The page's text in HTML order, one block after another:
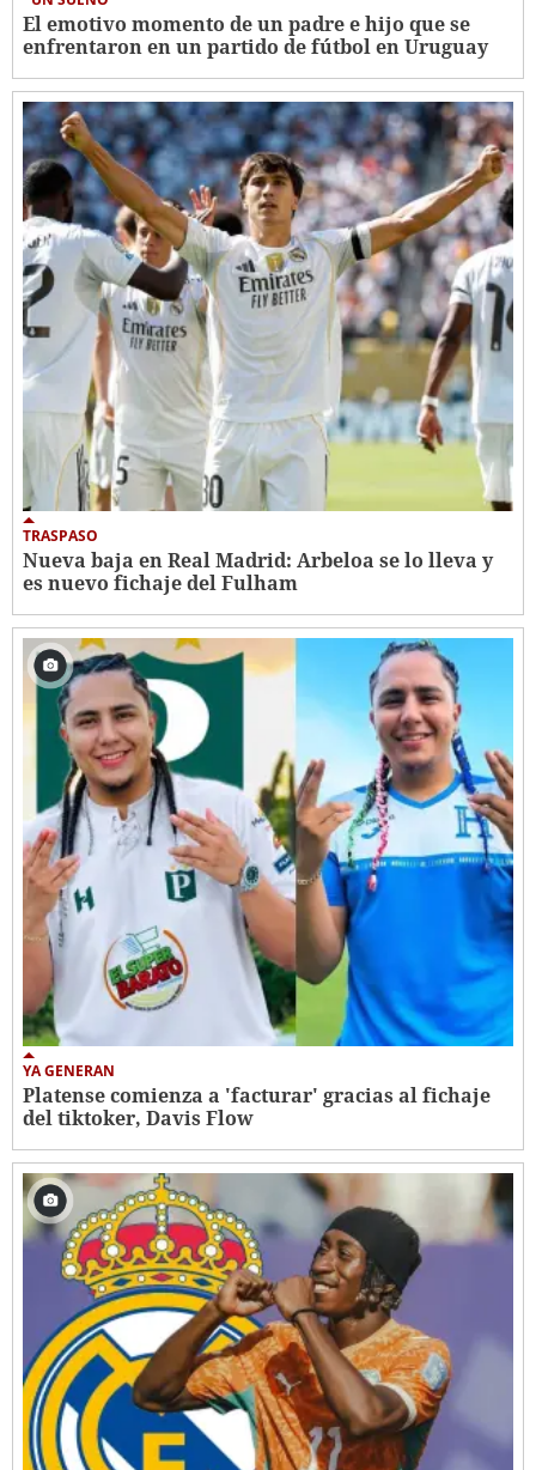
El emotivo momento de un padre e hijo que se
enfrentaron en un partido de fútbol en Uruguay
TRASPASO
Nueva baja en Real Madrid: Arbeloa se lo lleva y
es nuevo fichaje del Fulham
YA GENERAN
Platense comienza a 'facturar' gracias al fichaje
del tiktoker, Davis Flow